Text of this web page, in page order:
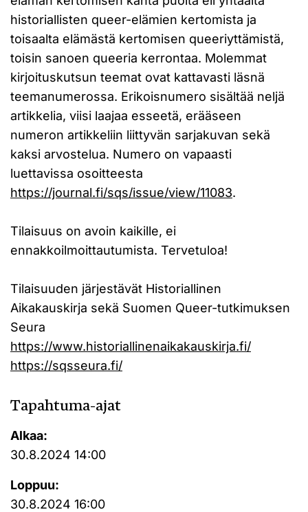
historiallisten queer-elämien kertomista ja
toisaalta elämästä kertomisen queeriyttämistä,
toisin sanoen queeria kerrontaa. Molemmat
kirjoituskutsun teemat ovat kattavasti läsnä
teemanumerossa. Erikoisnumero sisältää neljä
artikkelia, viisi laajaa esseetä, erääseen
numeron artikkeliin liittyvän sarjakuvan sekä
kaksi arvostelua. Numero on vapaasti
luettavissa osoitteesta
https://journal.fi/sqs/issue/view/11083.
Tilaisuus on avoin kaikille, ei
ennakkoilmoittautumista. Tervetuloa!
Tilaisuuden järjestävät Historiallinen
Aikakauskirja sekä Suomen Queer-tutkimuksen
Seura
https://www.historiallinenaikakauskirja.fi/
https://sqsseura.fi/
Tapahtuma-ajat
Alkaa:
30.8.2024 14:00
Loppuu:
30.8.2024 16:00